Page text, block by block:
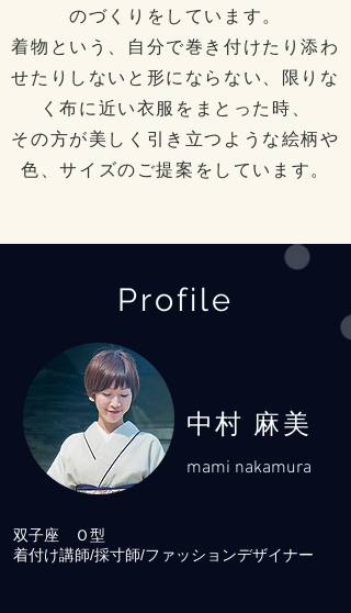
のづくりをしています。
着物という、自分で巻き付けたり添わ
せたりしないと形にならない、限りな
く布に近い衣服をまとった時、
その方が美しく引き立つような絵柄や
色、サイズのご提案をしています。
Profile
中村 麻美
mami nakamura
双子座 Ｏ型
着付け講師/採寸師/ファッションデザイナー